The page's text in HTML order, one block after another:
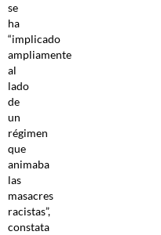
se
ha
“implicado
ampliamente
al
lado
de
un
régimen
que
animaba
las
masacres
racistas”,
constata